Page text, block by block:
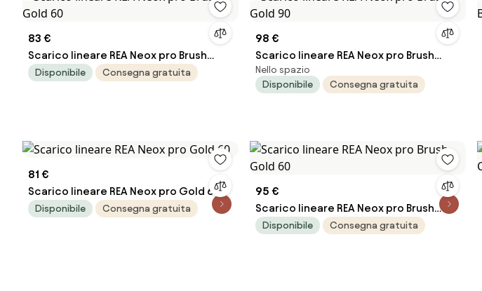
83 €
Scarico lineare REA Neox pro Brush
Gold 60
Disponibile Consegna gratuita
98 €
Scarico lineare REA Neox pro Brush
Gold 90
Nello spazio
Disponibile
Consegna gratuita
81 €
Scarico lineare REA Neox pro Gold 60
Disponibile Consegna gratuita
95 €
Scarico lineare REA Neox pro Brush
Gold 60
Disponibile Consegna gratuita